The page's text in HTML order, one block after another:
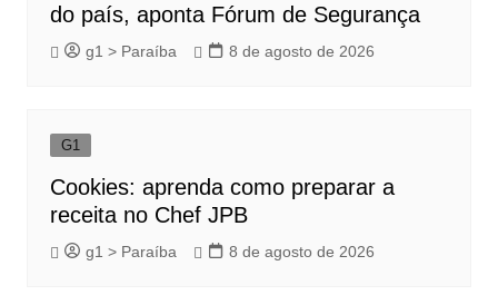
do país, aponta Fórum de Segurança
g1 > Paraíba 8 de agosto de 2026
G1
Cookies: aprenda como preparar a
receita no Chef JPB
g1 > Paraíba 8 de agosto de 2026